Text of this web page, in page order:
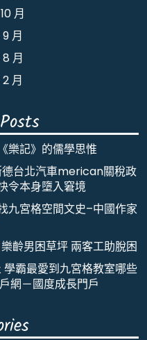
月
月
月
月
樂記》的儒學思惟
德台北汽車merican關稅政
令本身墮入窘境
九宮格空間文史–中國作家
齡男困草坪 兩客工助脫困
霸最愛到九宮格教室哪些
網－國度成長門戶